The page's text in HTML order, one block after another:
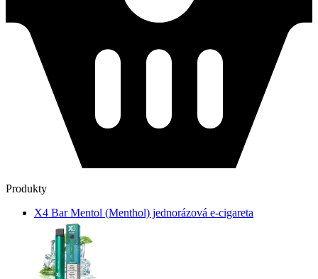
Produkty
X4 Bar Mentol (Menthol) jednorázová e-cigareta